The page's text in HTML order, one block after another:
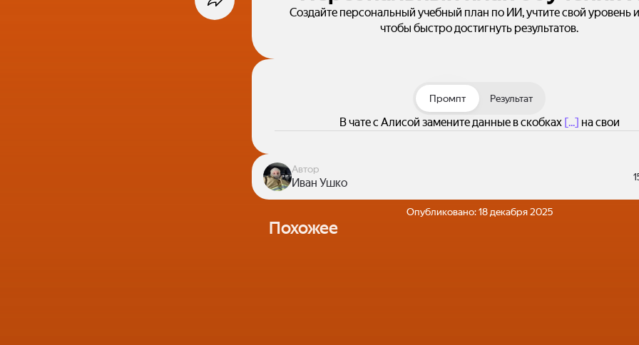
Создайте персональный учебный план по ИИ, учтите свой уровень
чтобы быстро достигнуть результатов.
Промпт Результат
В чате с Алисой замените данные в скобках [...] на свои
Автор
Иван Ушко
Опубликовано:18 декабря 2025
Похожее